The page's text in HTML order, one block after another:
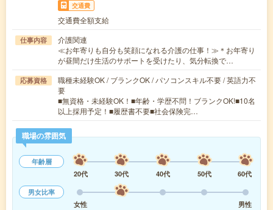
交通費
交通費全額支給
仕事内容
介護関連
≪お年寄りも自分も笑顔になれる介護の仕事！≫＊お年寄り
が昼間だけ生活のサポートを受けたり、気分転換で…
応募資格
職種未経験OK / ブランクOK / パソコンスキル不要 / 英語力不
要
■無資格・未経験OK！■年齢・学歴不問！ブランクOK!■10名
以上採用予定！■履歴書不要■社会保険完…
職場の雰囲気
年齢層
20代
30代 40代 50代
60代
男女比率
女性
男性